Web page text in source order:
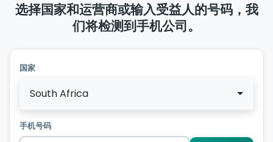
选择国家和运营商或输入受益人的号码，我
们将检测到手机公司。
国家
South Africa
手机号码